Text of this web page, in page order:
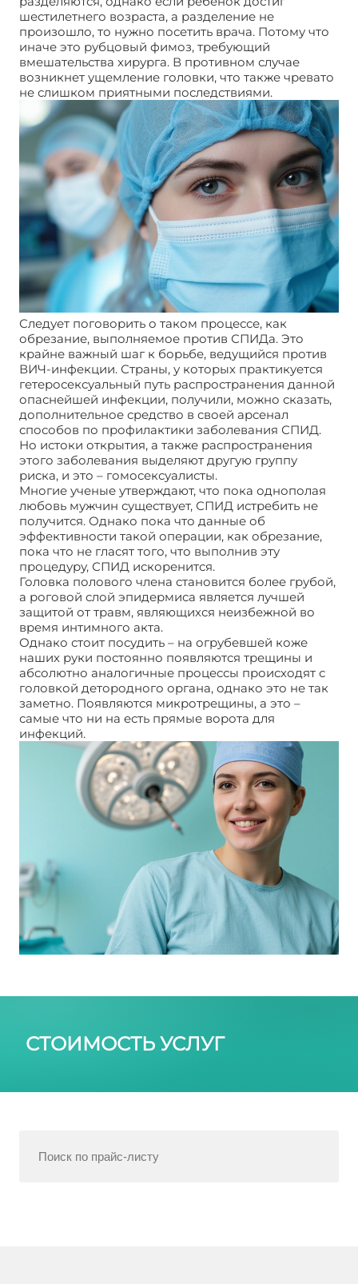
шестилетнего возраста, а разделение не
произошло, то нужно посетить врача. Потому что
иначе это рубцовый фимоз, требующий
вмешательства хирурга. В противном случае
возникнет ущемление головки, что также чревато
не слишком приятными последствиями.
Следует поговорить о таком процессе, как
обрезание, выполняемое против СПИДа. Это
крайне важный шаг к борьбе, ведущийся против
ВИЧ-инфекции. Страны, у которых практикуется
гетеросексуальный путь распространения данной
опаснейшей инфекции, получили, можно сказать,
дополнительное средство в своей арсенал
способов по профилактики заболевания СПИД.
Но истоки открытия, а также распространения
этого заболевания выделяют другую группу
риска, и это – гомосексуалисты.
Многие ученые утверждают, что пока однополая
любовь мужчин существует, СПИД истребить не
получится. Однако пока что данные об
эффективности такой операции, как обрезание,
пока что не гласят того, что выполнив эту
процедуру, СПИД искоренится.
Головка полового члена становится более грубой,
а роговой слой эпидермиса является лучшей
защитой от травм, являющихся неизбежной во
время интимного акта.
Однако стоит посудить – на огрубевшей коже
наших руки постоянно появляются трещины и
абсолютно аналогичные процессы происходят с
головкой детородного органа, однако это не так
заметно. Появляются микротрещины, а это –
самые что ни на есть прямые ворота для
инфекций.
СТОИМОСТЬ УСЛУГ